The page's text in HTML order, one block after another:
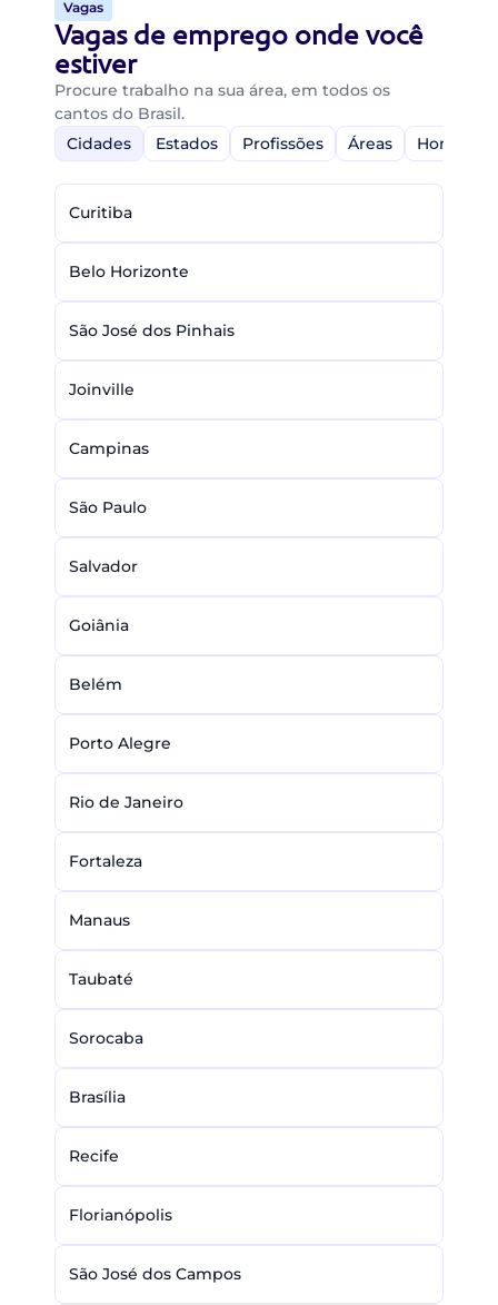
Vagas
Vagas de emprego onde você
estiver
Procure trabalho na sua área, em todos os
cantos do Brasil.
Cidades
Estados Profissões Áreas Home-
Curitiba
Belo Horizonte
São José dos Pinhais
Joinville
Campinas
São Paulo
Salvador
Goiânia
Belém
Porto Alegre
Rio de Janeiro
Fortaleza
Manaus
Taubaté
Sorocaba
Brasília
Recife
Florianópolis
São José dos Campos